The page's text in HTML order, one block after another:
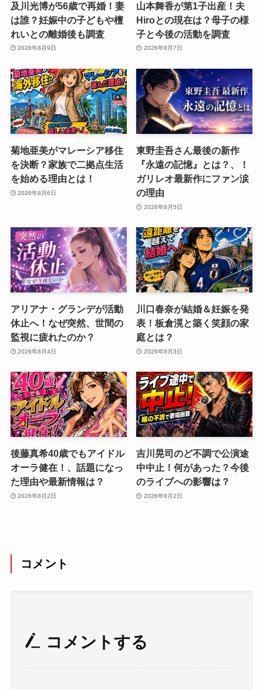
及川光博が56歳で再婚！妻
は誰？妊娠中の子どもや檀
れいとの離婚後も調査
2026年8月9日
山本舞香が第1子出産！夫
Hiroとの現在は？母子の様
子と今後の活動を調査
2026年8月7日
菊地亜美がマレーシア移住
を決断？家族で二拠点生活
を始める理由とは！
2026年8月6日
東野圭吾さん最後の新作
『永遠の記憶』とは？、！
ガリレオ最新作にファン涙
の理由
2026年8月5日
アリアナ・グランデが活動
休止へ！なぜ突然、世間の
監視に疲れたのか？
2026年8月4日
川口春奈が結婚＆妊娠を発
表！板倉滉と築く笑顔の家
庭とは？
2026年8月3日
後藤真希40歳でもアイドル
オーラ健在！、話題になっ
た理由や最新情報は？
2026年8月2日
吉川晃司のど不調で公演途
中中止！何があった？今後
のライブへの影響は？
2026年8月2日
コメント
コメントする